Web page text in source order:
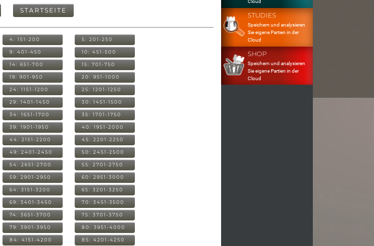
STARTSEITE
4: 151-200 5: 201-250
9: 401-450 10: 451-500
14: 651-700 15: 701-750
19: 901-950 20: 951-1000
24: 1151-1200 25: 1201-1250
29: 1401-1450 30: 1451-1500
34: 1651-1700 35: 1701-1750
39: 1901-1950 40: 1951-2000
44: 2151-2200 45: 2201-2250
49: 2401-2450 50: 2451-2500
54: 2651-2700 55: 2701-2750
59: 2901-2950 60: 2951-3000
64: 3151-3200 65: 3201-3250
69: 3401-3450 70: 3451-3500
74: 3651-3700 75: 3701-3750
79: 3901-3950 80: 3951-4000
84: 4151-4200 85: 4201-4250
STUDIES
Speichern und analysieren
Sie eigene Partien in der
Cloud
SHOP
Speichern und analysieren
Sie eigene Partien in der
Cloud